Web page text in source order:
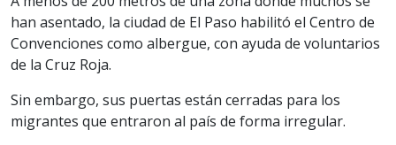
han asentado, la ciudad de El Paso habilitó el Centro de
Convenciones como albergue, con ayuda de voluntarios
de la Cruz Roja.
Sin embargo, sus puertas están cerradas para los
migrantes que entraron al país de forma irregular.